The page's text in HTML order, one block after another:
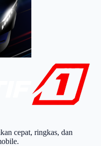
cepat, ringkas, dan